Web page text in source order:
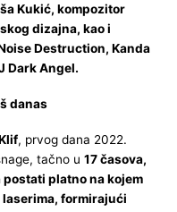
Kukić, kompozitor
dizajna, kao i
Destruction, Kanda
Dark Angel.
danas
, prvog dana 2022.
tačno u17 časova,
platno na kojem
formirajući